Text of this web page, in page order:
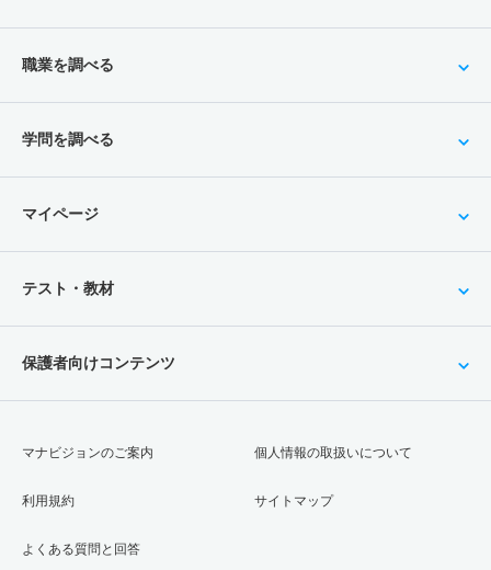
職業を調べる
学問を調べる
マイページ
テスト・教材
保護者向けコンテンツ
マナビジョンのご案内
利用規約
よくある質問と回答
個人情報の取扱いについて
サイトマップ